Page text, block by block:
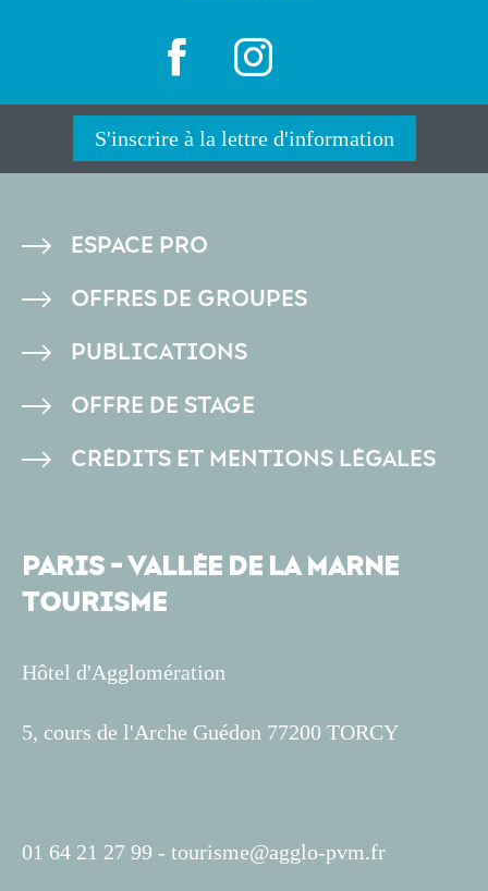
S'inscrire à la lettre d'information
PIED
DE
ESPACE PRO
OFFRES DE GROUPES
PUBLICATIONS
OFFRE DE STAGE
CRÉDITS ET MENTIONS LÉGALES
PARIS - VALLÉE DE LA MARNE
TOURISME
Hôtel d'Agglomération
5, cours de l'Arche Guédon 77200 TORCY
01 64 21 27 99 - tourisme@agglo-pvm.fr